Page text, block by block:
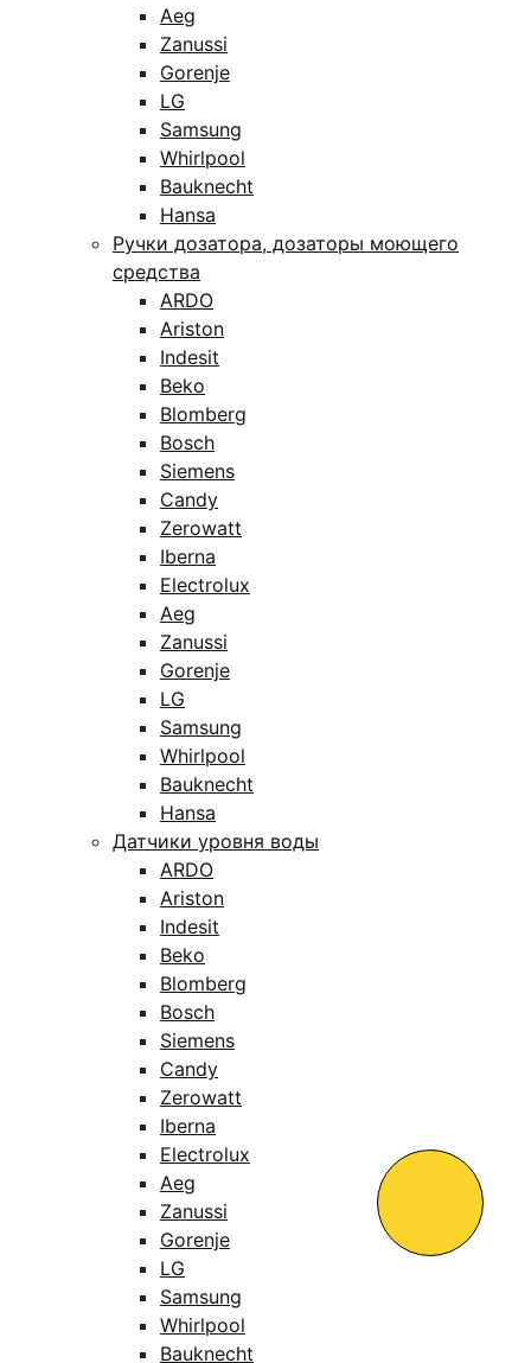
Aeg
Zanussi
Gorenje
LG
Samsung
Whirlpool
Bauknecht
Hansa
Ручки дозатора, дозаторы моющего
средства
ARDO
Ariston
Indesit
Beko
Blomberg
Bosch
Siemens
Candy
Zerowatt
Iberna
Electrolux
Aeg
Zanussi
Gorenje
LG
Samsung
Whirlpool
Bauknecht
Hansa
Датчики уровня воды
ARDO
Ariston
Indesit
Beko
Blomberg
Bosch
Siemens
Candy
Zerowatt
Iberna
Electrolux
Aeg
Zanussi
Gorenje
LG
Samsung
Whirlpool
Bauknecht